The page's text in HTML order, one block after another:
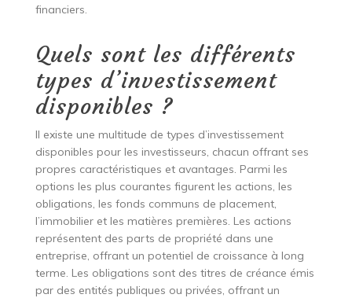
financiers.
Quels sont les différents
types d’investissement
disponibles ?
Il existe une multitude de types d’investissement
disponibles pour les investisseurs, chacun offrant ses
propres caractéristiques et avantages. Parmi les
options les plus courantes figurent les actions, les
obligations, les fonds communs de placement,
l’immobilier et les matières premières. Les actions
représentent des parts de propriété dans une
entreprise, offrant un potentiel de croissance à long
terme. Les obligations sont des titres de créance émis
par des entités publiques ou privées, offrant un